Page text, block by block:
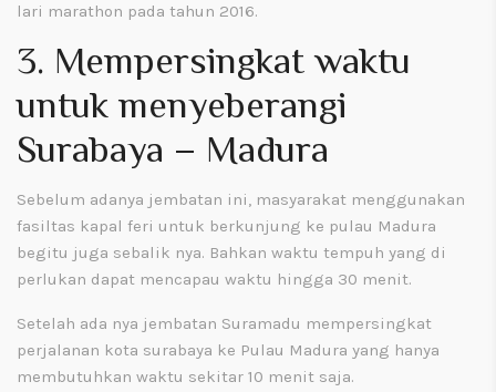
lari marathon pada tahun 2016.
3. Mempersingkat waktu
untuk menyeberangi
Surabaya – Madura
Sebelum adanya jembatan ini, masyarakat menggunakan
fasiltas kapal feri untuk berkunjung ke pulau Madura
begitu juga sebalik nya. Bahkan waktu tempuh yang di
perlukan dapat mencapau waktu hingga 30 menit.
Setelah ada nya jembatan Suramadu mempersingkat
perjalanan kota surabaya ke Pulau Madura yang hanya
membutuhkan waktu sekitar 10 menit saja.